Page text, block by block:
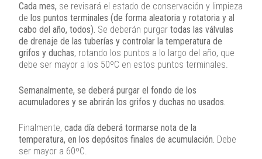
Cada mes, se revisará el estado de conservación y limpieza
de los puntos terminales (de forma aleatoria y rotatoria y al
cabo del año, todos). Se deberán purgar todas las válvulas
de drenaje de las tuberías y controlar la temperatura de
grifos y duchas, rotando los puntos a lo largo del año, que
debe ser mayor a los 50ºC en estos puntos terminales.
Semanalmente, se deberá purgar el fondo de los
acumuladores y se abrirán los grifos y duchas no usados.
Finalmente, cada día deberá tormarse nota de la
temperatura, en los depósitos finales de acumulación. Debe
ser mayor a 60ºC.